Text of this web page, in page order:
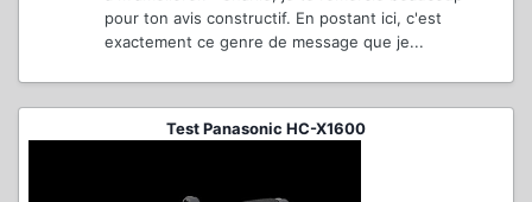
pour ton avis constructif. En postant ici, c'est
exactement ce genre de message que je...
Test Panasonic HC-X1600